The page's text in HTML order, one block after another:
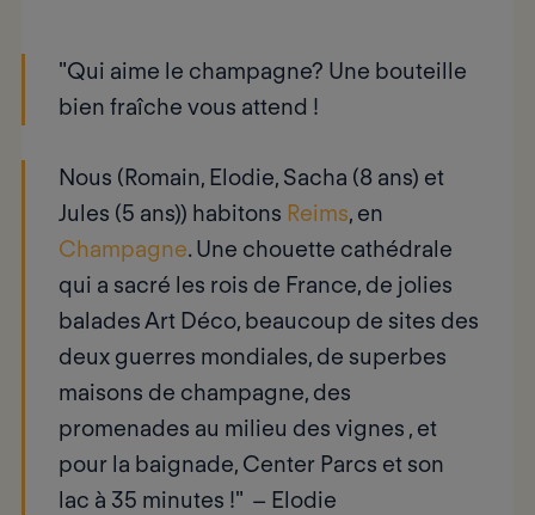
"Qui aime le champagne? Une bouteille
bien fraîche vous attend !
Nous (Romain, Elodie, Sacha (8 ans) et
Jules (5 ans)) habitons Reims, en
Champagne. Une chouette cathédrale
qui a sacré les rois de France, de jolies
balades Art Déco, beaucoup de sites des
deux guerres mondiales, de superbes
maisons de champagne, des
promenades au milieu des vignes , et
pour la baignade, Center Parcs et son
lac à 35 minutes !" – Elodie